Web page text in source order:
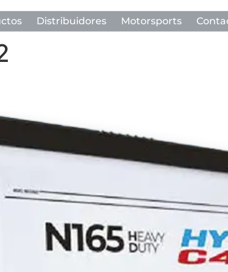
Distribuidores Motorsports